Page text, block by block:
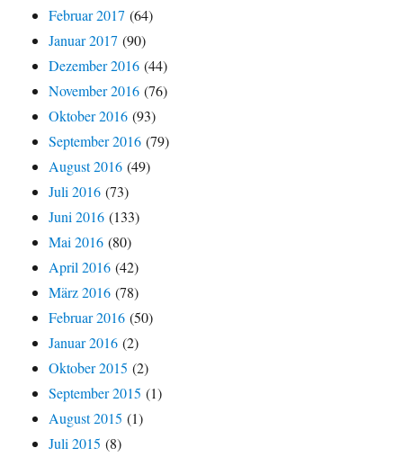
Februar 2017 (64)
Januar 2017 (90)
Dezember 2016 (44)
November 2016 (76)
Oktober 2016 (93)
September 2016 (79)
August 2016 (49)
Juli 2016 (73)
Juni 2016 (133)
Mai 2016 (80)
April 2016 (42)
März 2016 (78)
Februar 2016 (50)
Januar 2016 (2)
Oktober 2015 (2)
September 2015 (1)
August 2015 (1)
Juli 2015 (8)